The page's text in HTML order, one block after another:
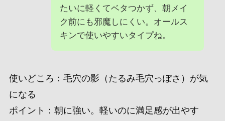
たいに軽くてベタつかず、朝メイ
ク前にも邪魔しにくい。オールス
キンで使いやすいタイプね。
使いどころ：毛穴の影（たるみ毛穴っぽさ）が気
になる
ポイント：朝に強い。軽いのに満足感が出やす